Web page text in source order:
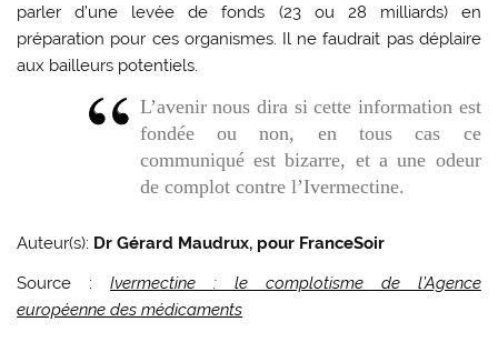
parler d’une levée de fonds (23 ou 28 milliards) en
préparation pour ces organismes. Il ne faudrait pas déplaire
aux bailleurs potentiels.
L’avenir nous dira si cette information est
fondée ou non, en tous cas ce
communiqué est bizarre, et a une odeur
de complot contre l’Ivermectine.
Auteur(s): Dr Gérard Maudrux, pour FranceSoir
Source :Ivermectine : le complotisme de l’Agence
européenne des médicaments